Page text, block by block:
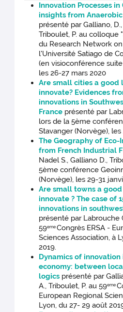
Innovation Processes
insights from
présenté par Galliano,
Triboulet, P. au colloque
du Research Network
l'Université Satiago de
(en visioconférence
les 26-27 mars 2020
Are small cities a good
innovate? Evidences
innovations in
France présenté par
lors de la 5ème
Stavanger (Norvège),
The Geography of Eco-
from French Industrial
Nadel S., Galliano D.,
5ème conférence
(Norvège), les 29-31
Are small towns a
innovate ? The case of
innovations in
présenté par Labrouche
59emeCongrès ERSA -
Sciences Association, à
2019.
Dynamics of
economy: between
logics présenté par
A., Triboulet, P. au 59eme
European Regional
Lyon, du 27- 29 août